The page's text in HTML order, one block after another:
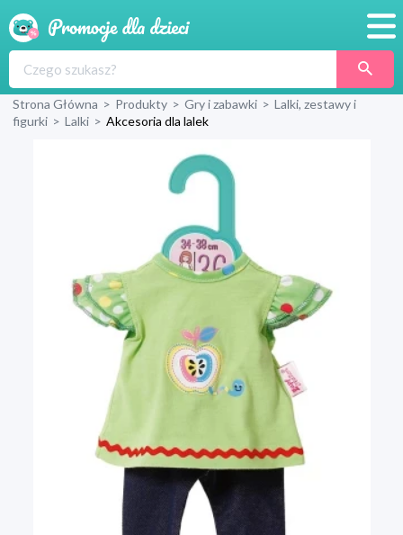
Produkty
Sklepy
Wyprawka
Strona Główna > Produkty > Gry i zabawki > Lalki, zestawy i
figurki > Lalki > Akcesoria dla lalek